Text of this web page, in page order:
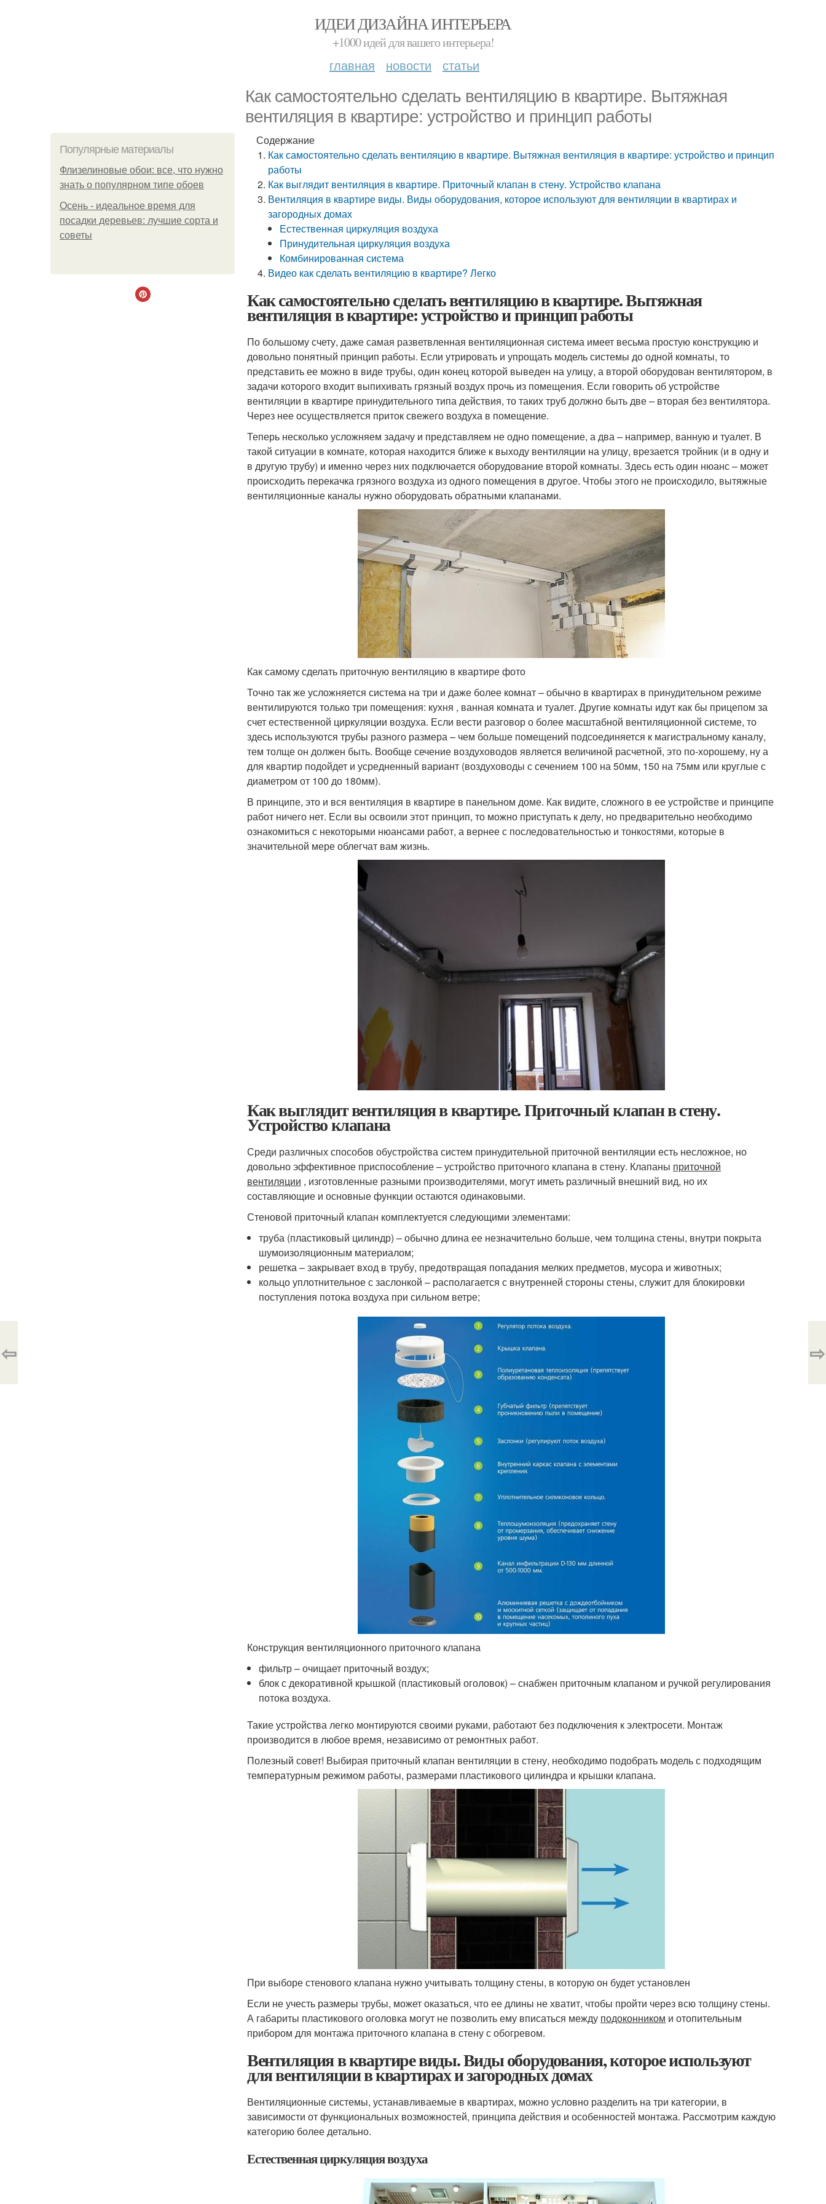
ИДЕИ ДИЗАЙНА ИНТЕРЬЕРА
+1000 идей для вашего интерьера!
главная новости статьи
Как самостоятельно сделать вентиляцию в квартире. Вытяжная
вентиляция в квартире: устройство и принцип работы
Популярные материалы
Флизелиновые обои: все, что нужно
знать о популярном типе обоев
Осень - идеальное время для
посадки деревьев: лучшие сорта и
советы
Содержание
Как самостоятельно сделать вентиляцию в квартире. Вытяжная вентиляция в квартире: устройство и принцип
работы
Как выглядит вентиляция в квартире. Приточный клапан в стену. Устройство клапана
Вентиляция в квартире виды. Виды оборудования, которое используют для вентиляции в квартирах и
загородных домах
Естественная циркуляция воздуха
Принудительная циркуляция воздуха
Комбинированная система
Видео как сделать вентиляцию в квартире? Легко
Как самостоятельно сделать вентиляцию в квартире. Вытяжная
вентиляция в квартире: устройство и принцип работы
По большому счету, даже самая разветвленная вентиляционная система имеет весьма простую конструкцию и
довольно понятный принцип работы. Если утрировать и упрощать модель системы до одной комнаты, то
представить ее можно в виде трубы, один конец которой выведен на улицу, а второй оборудован вентилятором, в
задачи которого входит выпихивать грязный воздух прочь из помещения. Если говорить об устройстве
вентиляции в квартире принудительного типа действия, то таких труб должно быть две – вторая без вентилятора.
Через нее осуществляется приток свежего воздуха в помещение.
Теперь несколько усложняем задачу и представляем не одно помещение, а два – например, ванную и туалет. В
такой ситуации в комнате, которая находится ближе к выходу вентиляции на улицу, врезается тройник (и в одну и
в другую трубу) и именно через них подключается оборудование второй комнаты. Здесь есть один нюанс – может
происходить перекачка грязного воздуха из одного помещения в другое. Чтобы этого не происходило, вытяжные
вентиляционные каналы нужно оборудовать обратными клапанами.
Как самому сделать приточную вентиляцию в квартире фото
Точно так же усложняется система на три и даже более комнат – обычно в квартирах в принудительном режиме
вентилируются только три помещения: кухня , ванная комната и туалет. Другие комнаты идут как бы прицепом за
счет естественной циркуляции воздуха. Если вести разговор о более масштабной вентиляционной системе, то
здесь используются трубы разного размера – чем больше помещений подсоединяется к магистральному каналу,
тем толще он должен быть. Вообще сечение воздуховодов является величиной расчетной, это по-хорошему, ну а
для квартир подойдет и усредненный вариант (воздуховоды с сечением 100 на 50мм, 150 на 75мм или круглые с
диаметром от 100 до 180мм).
В принципе, это и вся вентиляция в квартире в панельном доме. Как видите, сложного в ее устройстве и принципе
работ ничего нет. Если вы освоили этот принцип, то можно приступать к делу, но предварительно необходимо
ознакомиться с некоторыми нюансами работ, а вернее с последовательностью и тонкостями, которые в
значительной мере облегчат вам жизнь.
Как выглядит вентиляция в квартире. Приточный клапан в стену.
Устройство клапана
Среди различных способов обустройства систем принудительной приточной вентиляции есть несложное, но
довольно эффективное приспособление – устройство приточного клапана в стену. Клапаны приточной
вентиляции , изготовленные разными производителями, могут иметь различный внешний вид, но их
составляющие и основные функции остаются одинаковыми.
Стеновой приточный клапан комплектуется следующими элементами:
труба (пластиковый цилиндр) – обычно длина ее незначительно больше, чем толщина стены, внутри покрыта
шумоизоляционным материалом;
решетка – закрывает вход в трубу, предотвращая попадания мелких предметов, мусора и животных;
кольцо уплотнительное с заслонкой – располагается с внутренней стороны стены, служит для блокировки
поступления потока воздуха при сильном ветре;
Конструкция вентиляционного приточного клапана
фильтр – очищает приточный воздух;
блок с декоративной крышкой (пластиковый оголовок) – снабжен приточным клапаном и ручкой регулирования
потока воздуха.
Такие устройства легко монтируются своими руками, работают без подключения к электросети. Монтаж
производится в любое время, независимо от ремонтных работ.
Полезный совет! Выбирая приточный клапан вентиляции в стену, необходимо подобрать модель с подходящим
температурным режимом работы, размерами пластикового цилиндра и крышки клапана.
При выборе стенового клапана нужно учитывать толщину стены, в которую он будет установлен
Если не учесть размеры трубы, может оказаться, что ее длины не хватит, чтобы пройти через всю толщину стены.
А габариты пластикового оголовка могут не позволить ему вписаться между подоконником и отопительным
прибором для монтажа приточного клапана в стену с обогревом.
Вентиляция в квартире виды. Виды оборудования, которое используют
для вентиляции в квартирах и загородных домах
Вентиляционные системы, устанавливаемые в квартирах, можно условно разделить на три категории, в
зависимости от функциональных возможностей, принципа действия и особенностей монтажа. Рассмотрим каждую
категорию более детально.
Естественная циркуляция воздуха
⇦ ⇨